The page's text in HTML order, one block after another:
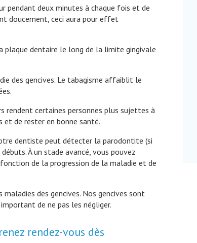
pendant deux minutes à chaque fois et de
doucement, ceci aura pour effet
plaque dentaire le long de la limite gingivale
des gencives. Le tabagisme affaiblit le
rendent certaines personnes plus sujettes à
et de rester en bonne santé.
dentiste peut détecter la parodontite (si
À un stade avancé, vous pouvez
de la progression de la maladie et de
des gencives. Nos gencives sont
de ne pas les négliger.
rendez-vous dès